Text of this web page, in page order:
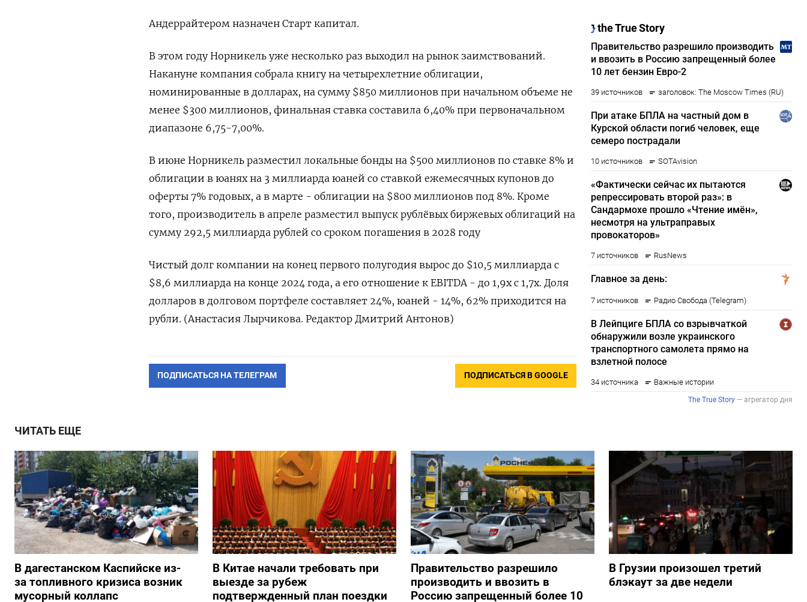
Андеррайтером назначен Старт капитал.
В этом году Норникель уже несколько раз выходил на рынок заимствований.
Накануне компания собрала книгу на четырехлетние облигации,
номинированные в долларах, на сумму $850 миллионов при начальном объеме не
менее $300 миллионов, финальная ставка составила 6,40% при первоначальном
диапазоне 6,75-7,00%.
В июне Норникель разместил локальные бонды на $500 миллионов по ставке 8% и
облигации в юанях на 3 миллиарда юаней со ставкой ежемесячных купонов до
оферты 7% годовых, а в марте - облигации на $800 миллионов под 8%. Кроме
того, производитель в апреле разместил выпуск рублёвых биржевых облигаций на
сумму 292,5 миллиарда рублей со сроком погашения в 2028 году
Чистый долг компании на конец первого полугодия вырос до $10,5 миллиарда c
$8,6 миллиарда на конце 2024 года, а его отношение к EBITDA - до 1,9х с 1,7х. Доля
долларов в долговом портфеле составляет 24%, юаней - 14%, 62% приходится на
рубли. (Анастасия Лырчикова. Редактор Дмитрий Антонов)
ПОДПИСАТЬСЯ НА ТЕЛЕГРАМ ПОДПИСАТЬСЯ В GOOGLE
ЧИТАТЬ ЕЩЕ
В дагестанском Каспийске из-
за топливного кризиса возник
мусорный коллапс
В Китае начали требовать при
выезде за рубеж
подтвержденный план поездки
Правительство разрешило
производить и ввозить в
Россию запрещенный более 10
В Грузии произошел третий
блэкаут за две недели